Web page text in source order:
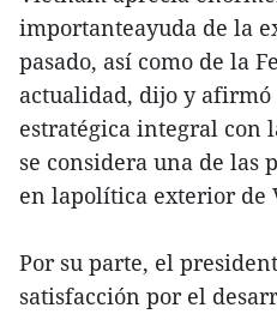
importanteayuda de la
pasado, así como de la
actualidad, dijo y afirmó
estratégica integral con
se considera una de
en lapolítica exterior de
Por su parte, el
satisfacción por el